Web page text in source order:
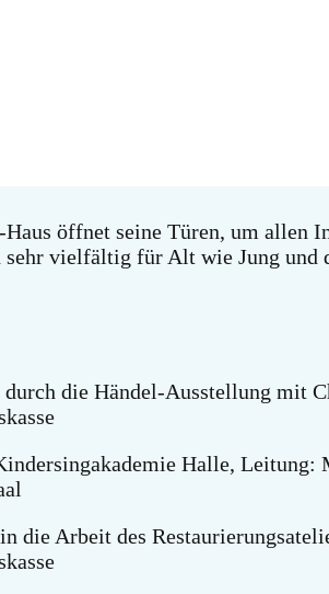
öffnet seine Türen, um allen
sehr vielfältig für Alt wie Jung und
durch die Händel-Ausstellung mit
Halle, Leitung:
die Arbeit des